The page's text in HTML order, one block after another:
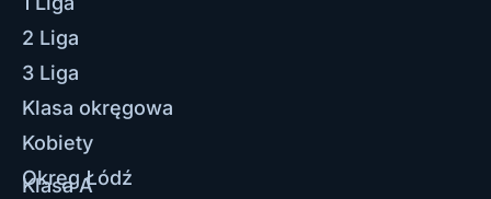
2 Liga
3 Liga
Klasa okręgowa
Kobiety
Okręg Łódź
Klasa A